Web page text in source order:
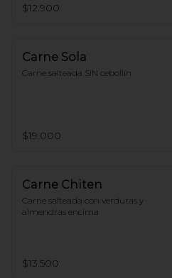
$12.900
Carne Sola
Carne salteada SIN cebollín
$19.000
Carne Chiten
Carne salteada con verduras y
almendras encima
$13.500